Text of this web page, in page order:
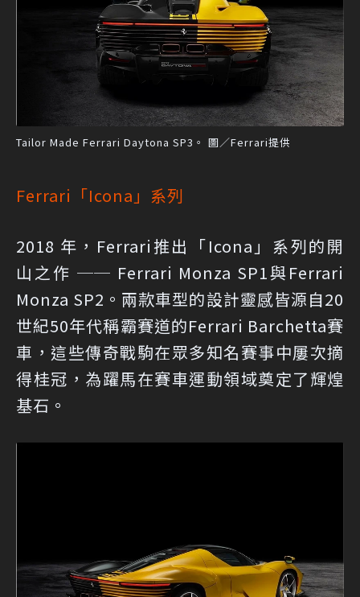
Tailor Made Ferrari Daytona SP3。 圖／Ferrari提供
Ferrari「Icona」系列
2018 年，Ferrari推出「Icona」系列的開
山之作 ── Ferrari Monza SP1與Ferrari
Monza SP2。兩款車型的設計靈感皆源自20
世紀50年代稱霸賽道的Ferrari Barchetta賽
車，這些傳奇戰駒在眾多知名賽事中屢次摘
得桂冠，為躍馬在賽車運動領域奠定了輝煌
基石。